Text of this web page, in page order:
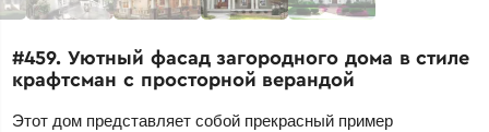
#459. Уютный фасад загородного дома в стиле
крафтсман с просторной верандой
Этот дом представляет собой прекрасный пример